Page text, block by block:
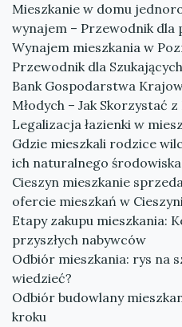
Mieszkanie w domu
wynajem – Przewodnik dla
Wynajem mieszkania w
Przewodnik dla
Bank Gospodarstwa
Młodych – Jak Skorzystać
Legalizacja łazienki w
Gdzie mieszkali rodzice
ich naturalnego środowiska
Cieszyn mieszkanie
ofercie mieszkań w
Etapy zakupu mieszkania:
przyszłych nabywców
Odbiór mieszkania: rys na
wiedzieć?
Odbiór budowlany
kroku